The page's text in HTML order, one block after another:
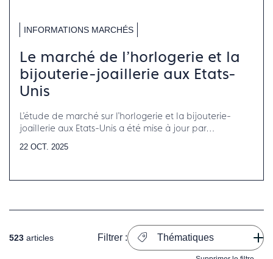
INFORMATIONS MARCHÉS
Le marché de l'horlogerie et la
bijouterie-joaillerie aux Etats-
Unis
L'étude de marché sur l'horlogerie et la bijouterie-
joaillerie aux Etats-Unis a été mise à jour par
22 OCT. 2025
523 articles Filtrer : Thématiques